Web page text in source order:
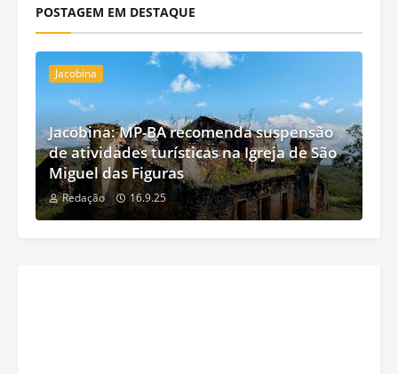
POSTAGEM EM DESTAQUE
Jacobina
Jacobina: MP-BA recomenda suspensão
de atividades turísticas na Igreja de São
Miguel das Figuras
Redação 16.9.25